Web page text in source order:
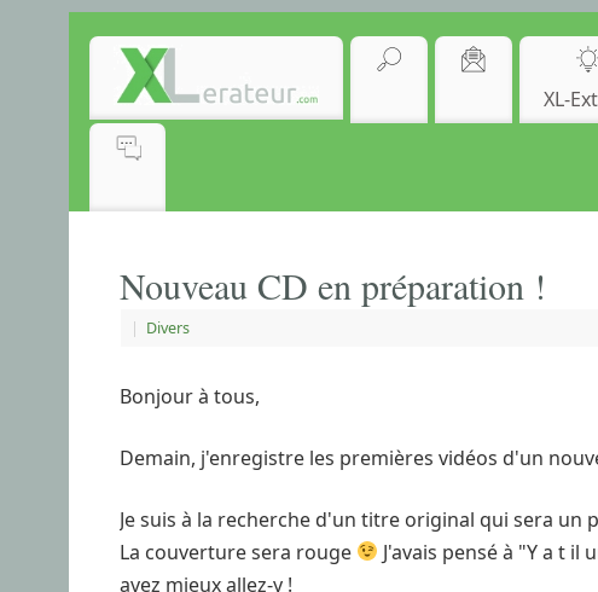
XL-
Nouveau CD en préparation !
| Divers
Bonjour à tous,
Demain, j'enregistre les premières vidéos d'un
Je suis à la recherche d'un titre original qui sera
La couverture sera rouge
J'avais pensé à "Y a t il
avez mieux allez-y !